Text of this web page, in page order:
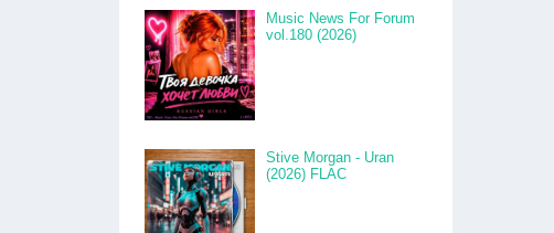
Music News For Forum
vol.180 (2026)
Stive Morgan - Uran
(2026) FLAC